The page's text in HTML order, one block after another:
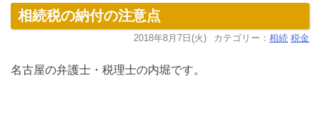
相続税の納付の注意点
2018年8月7日(火) カテゴリー： 相続 税金
名古屋の弁護士・税理士の内堀です。